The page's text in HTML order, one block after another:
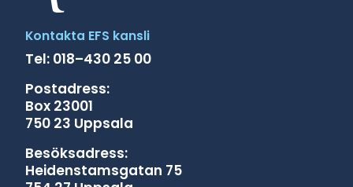
Kontakta EFS kansli
Tel: 018–430 25 00
Postadress:
Box 23001
750 23 Uppsala
Besöksadress:
Heidenstamsgatan 75